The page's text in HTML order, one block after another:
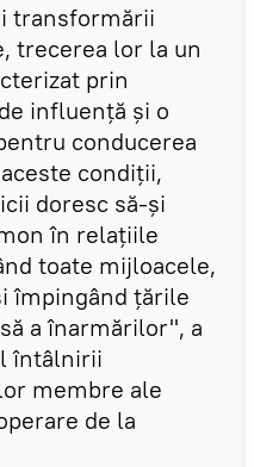
transformării
trecerea lor la un
prin
influență și o
conducerea
condiții,
doresc să-și
în relațiile
toate mijloacele,
împingând țările
a înarmărilor", a
întâlnirii
membre ale
de la